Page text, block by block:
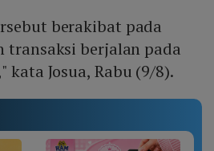
berakibat pada
transaksi berjalan pada
kata Josua, Rabu (9/8).